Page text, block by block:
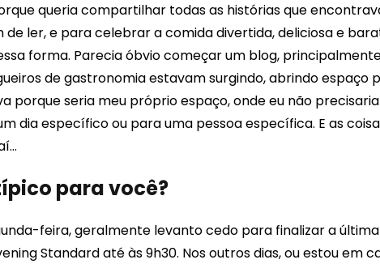
queria compartilhar todas as histórias que
de ler, e para celebrar a comida divertida, deliciosa e
forma. Parecia óbvio começar um blog,
de gastronomia estavam surgindo, abrindo espaço
porque seria meu próprio espaço, onde eu não
dia específico ou para uma pessoa específica. E as
para você?
feira, geralmente levanto cedo para finalizar a
Standard até às 9h30. Nos outros dias, ou estou em